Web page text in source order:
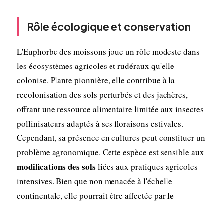
Rôle écologique et conservation
L'Euphorbe des moissons joue un rôle modeste dans
les écosystèmes agricoles et rudéraux qu'elle
colonise. Plante pionnière, elle contribue à la
recolonisation des sols perturbés et des jachères,
offrant une ressource alimentaire limitée aux insectes
pollinisateurs adaptés à ses floraisons estivales.
Cependant, sa présence en cultures peut constituer un
problème agronomique. Cette espèce est sensible aux
modifications des sols liées aux pratiques agricoles
intensives. Bien que non menacée à l'échelle
continentale, elle pourrait être affectée parle